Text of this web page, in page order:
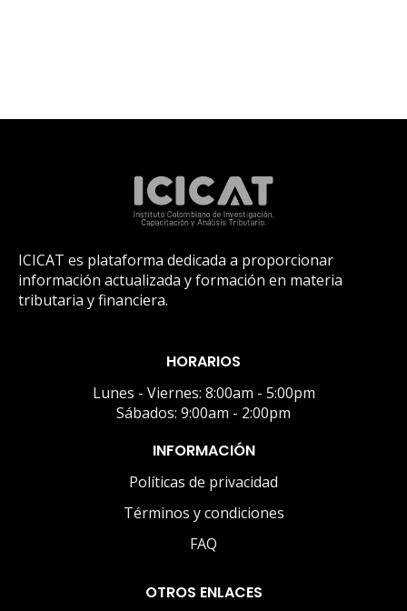
ICICAT es plataforma dedicada a proporcionar
información actualizada y formación en materia
tributaria y financiera.
HORARIOS
Lunes - Viernes: 8:00am - 5:00pm
Sábados: 9:00am - 2:00pm
INFORMACIÓN
Políticas de privacidad
Términos y condiciones
FAQ
OTROS ENLACES